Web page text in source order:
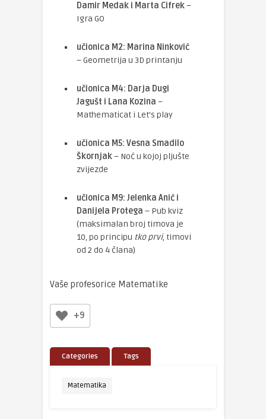
Damir Medak i Marta Cifrek–
Igra GO
učionica M2: Marina Ninković
– Geometrija u 3D printanju
učionica M4: Darja Dugi
Jagušt i Lana Kozina –
Mathematicat i Let’s play
učionica M5: Vesna Smadilo
Škornjak– Noć u kojoj pljušte
zvijezde
učionica M9: Jelenka Anić i
Danijela Protega – Pub kviz
(maksimalan broj timova je
10, po principu tko prvi, timovi
od 2 do 4 člana)
Vaše profesorice Matematike
+9
Categories Tags
Matematika